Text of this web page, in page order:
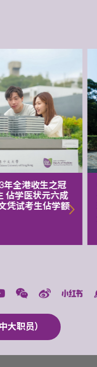
年全港收生之冠
佔学医状元六成
凭试考生佔学额
大职员）